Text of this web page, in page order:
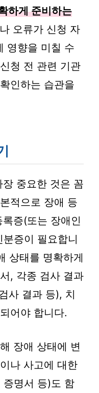
하게 준비하는
오류가 신청 자
영향을 미칠 수
청 전 관련 기관
인하는 습관을
중요한 것은 꼼
적으로 장애 등
증(또는 장애인
증이 필요합니
상태를 명확하게
, 각종 검사 결과
사 결과 등), 치
어야 합니다.
장애 상태에 변
나 사고에 대한
증명서 등)도 함